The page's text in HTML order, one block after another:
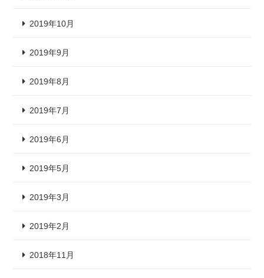
2019年10月
2019年9月
2019年8月
2019年7月
2019年6月
2019年5月
2019年3月
2019年2月
2018年11月